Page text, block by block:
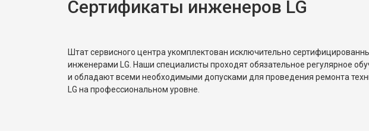
Замена реле
Сертификаты инженеров LG
Штат сервисного центра укомплектован исключительно
инженерами LG. Наши специалисты проходят обязательное регулярное
и обладают всеми необходимыми допусками для проведения ремонта
LG на профессиональном уровне.